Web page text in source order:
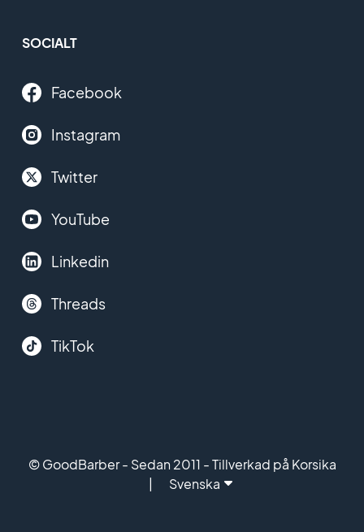
SOCIALT
Facebook
Instagram
Twitter
YouTube
Linkedin
Threads
TikTok
© GoodBarber - Sedan 2011 - Tillverkad på Korsika
Svenska